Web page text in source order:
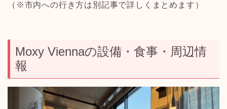
（※市内への行き方は別記事で詳しくまとめます）
Moxy Viennaの設備・食事・周辺情
報